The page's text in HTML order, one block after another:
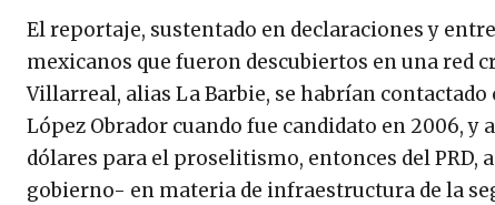
El reportaje, sustentado en declaraciones y
mexicanos que fueron descubiertos en una red
Villarreal, alias La Barbie, se habrían
López Obrador cuando fue candidato en 2006,
dólares para el proselitismo, entonces del PRD,
gobierno- en materia de infraestructura de la